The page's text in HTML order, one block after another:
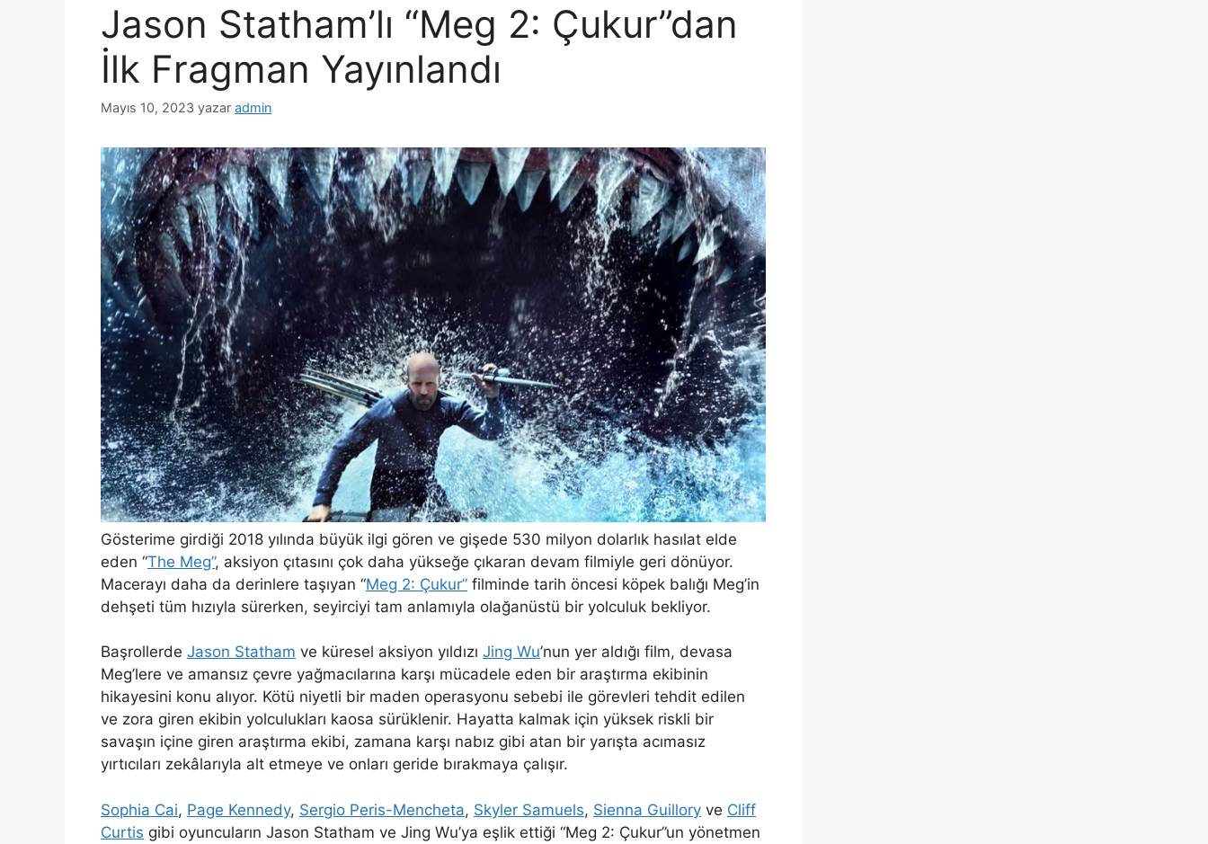
Jason Statham’lı “Meg 2: Çukur”dan
İlk Fragman Yayınlandı
Mayıs 10, 2023 yazar admin
Gösterime girdiği 2018 yılında büyük ilgi gören ve gişede 530 milyon dolarlık hasılat elde
eden “The Meg”, aksiyon çıtasını çok daha yükseğe çıkaran devam filmiyle geri dönüyor.
Macerayı daha da derinlere taşıyan “Meg 2: Çukur” filminde tarih öncesi köpek balığı Meg’in
dehşeti tüm hızıyla sürerken, seyirciyi tam anlamıyla olağanüstü bir yolculuk bekliyor.
Başrollerde Jason Statham ve küresel aksiyon yıldızı Jing Wu’nun yer aldığı film, devasa
Meg’lere ve amansız çevre yağmacılarına karşı mücadele eden bir araştırma ekibinin
hikayesini konu alıyor. Kötü niyetli bir maden operasyonu sebebi ile görevleri tehdit edilen
ve zora giren ekibin yolculukları kaosa sürüklenir. Hayatta kalmak için yüksek riskli bir
savaşın içine giren araştırma ekibi, zamana karşı nabız gibi atan bir yarışta acımasız
yırtıcıları zekâlarıyla alt etmeye ve onları geride bırakmaya çalışır.
Sophia Cai, Page Kennedy, Sergio Peris-Mencheta, Skyler Samuels, Sienna Guillory ve Cliff
Curtis gibi oyuncuların Jason Statham ve Jing Wu’ya eşlik ettiği “Meg 2: Çukur”un yönetmen